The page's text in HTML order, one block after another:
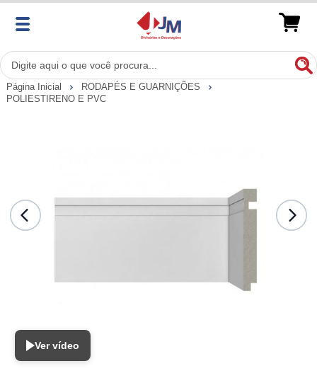
Página Inicial
RODAPÉS E GUARNIÇÕES
POLIESTIRENO E PVC
Ver vídeo